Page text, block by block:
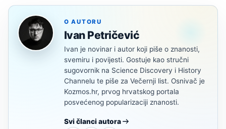
O AUTORU
Ivan Petričević
Ivan je novinar i autor koji piše o znanosti,
svemiru i povijesti. Gostuje kao stručni
sugovornik na Science Discovery i History
Channelu te piše za Večernji list. Osnivač je
Kozmos.hr, prvog hrvatskog portala
posvećenog popularizaciji znanosti.
Svi članci autora